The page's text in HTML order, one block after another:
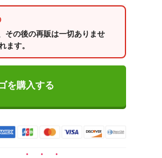
その後の再販は一切ありませ
ます。
を購入する